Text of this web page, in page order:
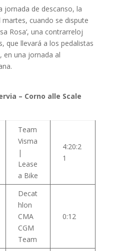
jornada de descanso, la
cuando se dispute
Rosa‘, una contrarreloj
que llevará a los pedalistas
en una jornada al
– Corno alle Scale
Team
Visma
|
Lease
a Bike
4:20:2
1
Decat
hlon
CMA
CGM
Team
0:12